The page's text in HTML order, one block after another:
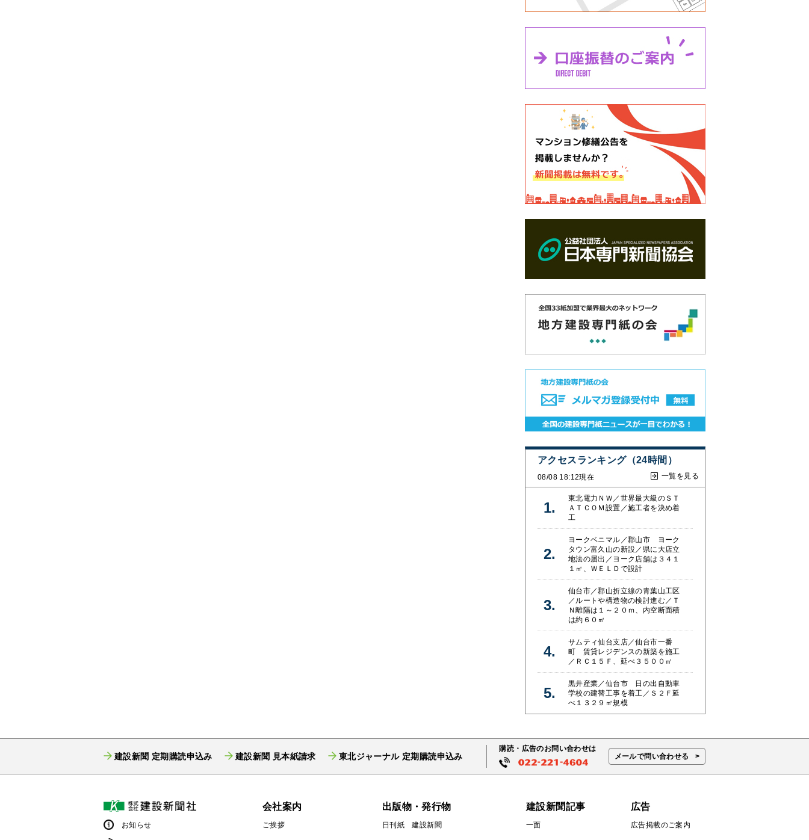
アクセスランキング（24時間）
08/08 18:12現在 一覧を見る
東北電力ＮＷ／世界最大級のＳＴ
ＡＴＣＯＭ設置／施工者を決め着
工
ヨークベニマル／郡山市 ヨーク
タウン富久山の新設／県に大店立
地法の届出／ヨーク店舗は３４１
１㎡、ＷＥＬＤで設計
仙台市／郡山折立線の青葉山工区
／ルートや構造物の検討進む／Ｔ
Ｎ離隔は１～２０ｍ、内空断面積
は約６０㎡
サムティ仙台支店／仙台市一番
町 賃貸レジデンスの新築を施工
／ＲＣ１５Ｆ、延べ３５００㎡
黒井産業／仙台市 日の出自動車
学校の建替工事を着工／Ｓ２Ｆ延
べ１３２９㎡規模
建設新聞 定期購読申込み 建設新聞 見本紙請求 東北ジャーナル 定期購読申込み
購読・広告のお問い合わせは
メールで問い合わせる
お知らせ
会社案内
ご挨拶
出版物・発行物
日刊紙 建設新聞
建設新聞記事
一面
広告
広告掲載のご案内